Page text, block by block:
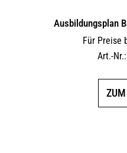
Ausbildungsplan
Für Preise
Art.-